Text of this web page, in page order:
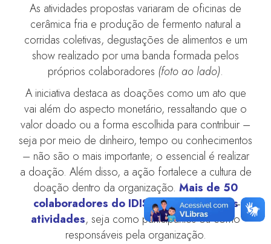
As atividades propostas variaram de oficinas de
cerâmica fria e produção de fermento natural a
corridas coletivas, degustações de alimentos e um
show realizado por uma banda formada pelos
próprios colaboradores (foto ao lado).
A iniciativa destaca as doações como um ato que
vai além do aspecto monetário, ressaltando que o
valor doado ou a forma escolhida para contribuir –
seja por meio de dinheiro, tempo ou conhecimentos
– não são o mais importante; o essencial é realizar
a doação. Além disso, a ação fortalece a cultura de
doação dentro da organização. Mais de 50
colaboradores do IDIS participaram das
atividades, seja como participantes ou como
responsáveis pela organização.